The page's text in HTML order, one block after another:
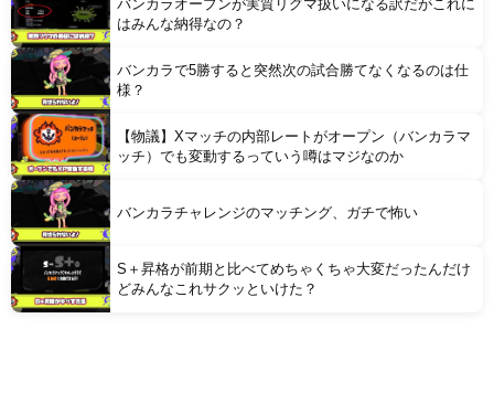
バンカラオープンが実質リグマ扱いになる訳だがこれに
はみんな納得なの？
バンカラで5勝すると突然次の試合勝てなくなるのは仕
様？
【物議】Xマッチの内部レートがオープン（バンカラマ
ッチ）でも変動するっていう噂はマジなのか
バンカラチャレンジのマッチング、ガチで怖い
S＋昇格が前期と比べてめちゃくちゃ大変だったんだけ
どみんなこれサクッといけた？